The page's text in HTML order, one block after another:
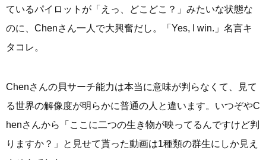
ているパイロットが「えっ、どこどこ？」みたいな状態な
のに、Chenさん一人で大興奮だし。「Yes, I win.」名言キ
タコレ。
Chenさんの貝サーチ能力は本当に意味が判らなくて、見て
る世界の解像度が明らかに普通の人と違います。いつぞやC
henさんから「ここに二つの生き物が映ってるんですけど判
りますか？」と見せて貰った動画は1種類の群生にしか見え